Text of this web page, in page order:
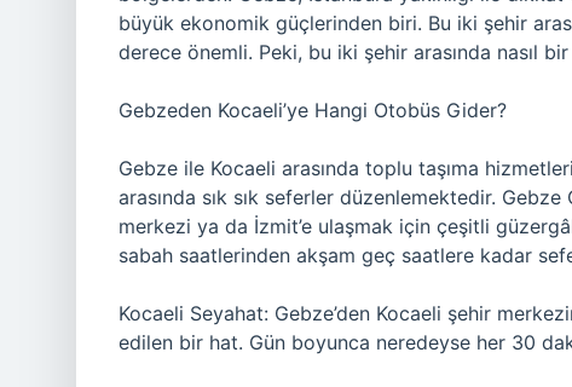
büyük ekonomik güçlerinden biri. Bu iki şehir
derece önemli. Peki, bu iki şehir arasında nasıl bir
Gebzeden Kocaeli’ye Hangi Otobüs Gider?
Gebze ile Kocaeli arasında toplu taşıma
arasında sık sık seferler düzenlemektedir.
merkezi ya da İzmit’e ulaşmak için çeşitli
sabah saatlerinden akşam geç saatlere kadar
Kocaeli Seyahat: Gebze’den Kocaeli şehir
edilen bir hat. Gün boyunca neredeyse her 30